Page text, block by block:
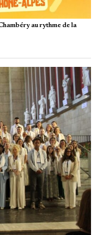
au rythme de la